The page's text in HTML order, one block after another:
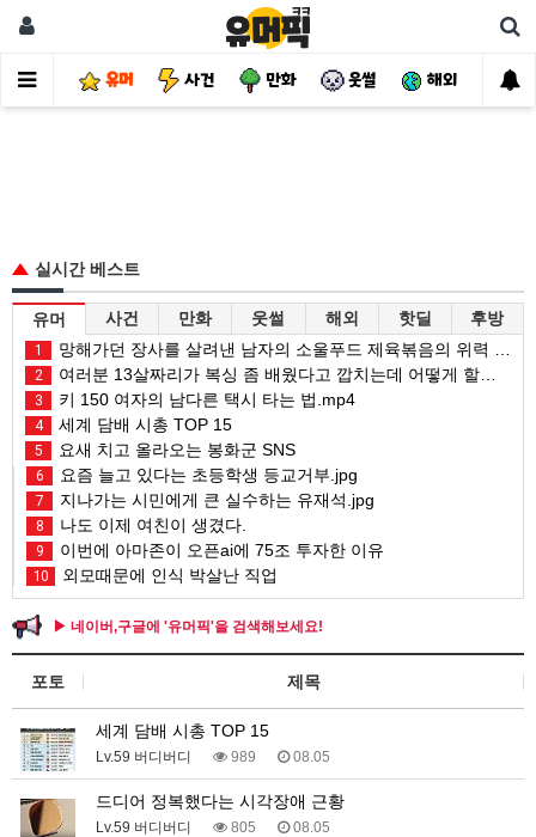
유머 사건 만화 웃썰 해외 핫
실시간 베스트
유머 사건 만화 웃썰 해외 핫딜 후방
1 망해가던 장사를 살려낸 남자의 소울푸드 제육볶음의 위력 ㅋㅋ
2 여러분 13살짜리가 복싱 좀 배웠다고 깝치는데 어떻게 할까요?
3 키 150 여자의 남다른 택시 타는 법.mp4
4 세계 담배 시총 TOP 15
5 요새 치고 올라오는 봉화군 SNS
6 요즘 늘고 있다는 초등학생 등교거부.jpg
7 지나가는 시민에게 큰 실수하는 유재석.jpg
8 나도 이제 여친이 생겼다.
9 이번에 아마존이 오픈ai에 75조 투자한 이유
10 외모때문에 인식 박살난 직업
▶ 네이버,구글에 '유머픽'을 검색해보세요!
포토 제목
세계 담배 시총 TOP 15
Lv.59 버디버디 989 08.05
드디어 정복했다는 시각장애 근황
Lv.59 버디버디 805 08.05